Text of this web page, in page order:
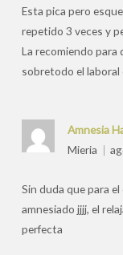
Esta pica pero
repetido 3 veces y
La recomiendo para
sobretodo el laboral
Amnesia
Mieria
Sin duda que para
amnesiado jjjj, el
perfecta